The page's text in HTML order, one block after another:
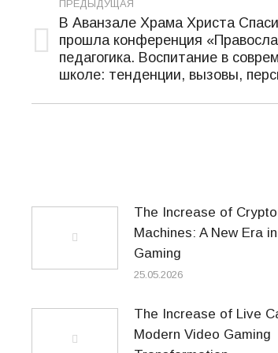
по
записям
ПРЕДЫДУЩАЯ
Предыдущая
запись:
В Аванзале Храма Христа
прошла конференция
педагогика. Воспитание в
школе: тенденции, вызовы,
The Increase of
Machines: A New Era
Gaming
25.05.2026
The Increase of Live
Modern Video Gaming